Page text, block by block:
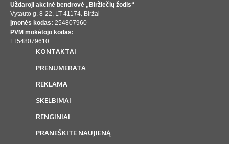
Uždaroji akcinė bendrovė „Biržiečių žodis“
Vytauto g. 8-22, LT-41174. Biržai
Įmonės kodas: 254807960
PVM mokėtojo kodas:
LT548079610
KONTAKTAI
PRENUMERATA
REKLAMA
SKELBIMAI
RENGINIAI
PRANEŠKITE NAUJIENĄ